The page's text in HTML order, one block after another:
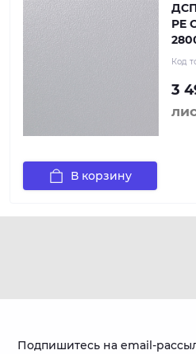
ДСП
PE
Код
3
В корзину
Подпишитесь на email-